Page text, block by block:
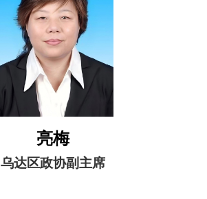
亮梅
乌达区政协副主席